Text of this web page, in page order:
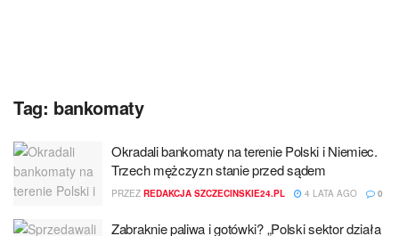
Tag: bankomaty
Okradali bankomaty na terenie Polski i Niemiec.
Trzech mężczyzn stanie przed sądem
PRZEZ REDAKCJA SZCZECINSKIE24.PL 4 LATA AGO 0
Zabraknie paliwa i gotówki? „Polski sektor działa